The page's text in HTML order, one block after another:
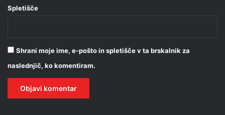
Spletišče
Shrani moje ime, e-pošto in spletišče v ta brskalnik za
naslednjič, ko komentiram.